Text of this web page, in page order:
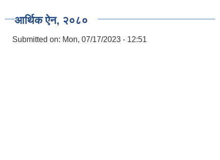
आर्थिक ऐन, २०८०
Submitted on: Mon, 07/17/2023 - 12:51